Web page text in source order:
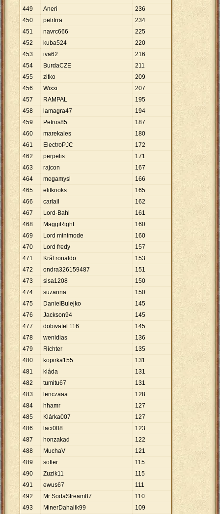
449
Aneri
236
450
petrtrra
234
451
navrc666
225
452
kuba524
220
453
iva62
216
454
BurdaCZE
211
455
zitko
209
456
Wixxi
207
457
RAMPAL
195
458
lamagra47
194
459
Petros85
187
460
marekales
180
461
ElectroPJC
172
462
perpetis
171
463
rajcon
167
464
megamysl
166
465
elitknoks
165
466
carlail
162
467
Lord-Bahl
161
468
MaggiRight
160
469
Lord minimode
160
470
Lord fredy
157
471
Král ronaldo
153
472
ondra326159487
151
473
sisa1208
150
474
suzanna
150
475
DanielBulejko
145
476
Jackson94
145
477
dobivatel 116
145
478
wenidias
136
479
Richter
135
480
kopirka155
131
481
kláda
131
482
tumitu67
131
483
lenczaaa
128
484
hhamr
127
485
Klárka007
127
486
laci008
123
487
honzakad
122
488
MuchaV
121
489
softer
115
490
Zuzik11
115
491
ewus67
111
492
Mr SodaStream87
110
493
MinerDahalik99
109